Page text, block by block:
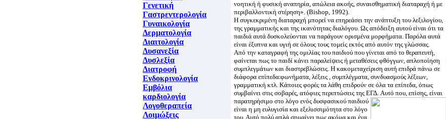
Γενετική
Γαστρεντερολογία
Γυναικολογία
Δερματολογία
Διαιτολογία
Δυσανεξία
Δυσλεξία
Διατροφή
Ενδοκρινολογία
Εμβόλια
καρδιολογία
Λογοθεραπεία
Λοιμώξεις
νοητική ή φυσική αναπηρία, απώλεια ακοής, συναισθηματική διαταραχή ή με
περιβαλλοντική στέρηση». (Bishop, 1992).
Η συγκεκριμένη διαταραχή μπορεί να επηρεάσει την ανάπτυξη του λεξιλογίου,
της γραμματικής και της ικανότητας διαλόγου. Ως απόδειξη αυτού είναι ότι τα
παιδιά αυτά δυσκολεύονται να παράγουν ορισμένα μορφήματα. Παρόλα αυτά
είναι έξυπνα και υγιή σε όλους τους τομείς εκτός από αυτόν της γλώσσας.
Από την καταγραφή της ομιλίας του παιδιού που γίνεται από το θεραπευτή,
φαίνεται πως το παιδί κάνει παραλείψεις ή μεταθέσεις φθόγγων, απλοποίηση
συμπλεγμάτων και διαστρεβλώσεις. Η κακομεταχείριση αυτή επιδρά πάνω σε
διάφορα επίπεδα׃ φωνήματα, λέξεις , συμπλέγματα, συνδυασμούς λέξεων,
γραμματική κτλ. Κάποιες φορές τα λάθη επιδρούν σε όλα τα επίπεδα, όπως
συμβαίνει στις σοβαρές, ατόφιες περιπτώσεις της ΕΓΔ. Αυτό που, επίσης, είναι
παρατηρήσιμο στο λόγο ενός δυσφασικού παιδιού
είναι η μη ευλυγισία και εξελισσιμότητα στο λόγο
του. Αυτό πολύ απλά σημαίνει πως ακόμα και ένα